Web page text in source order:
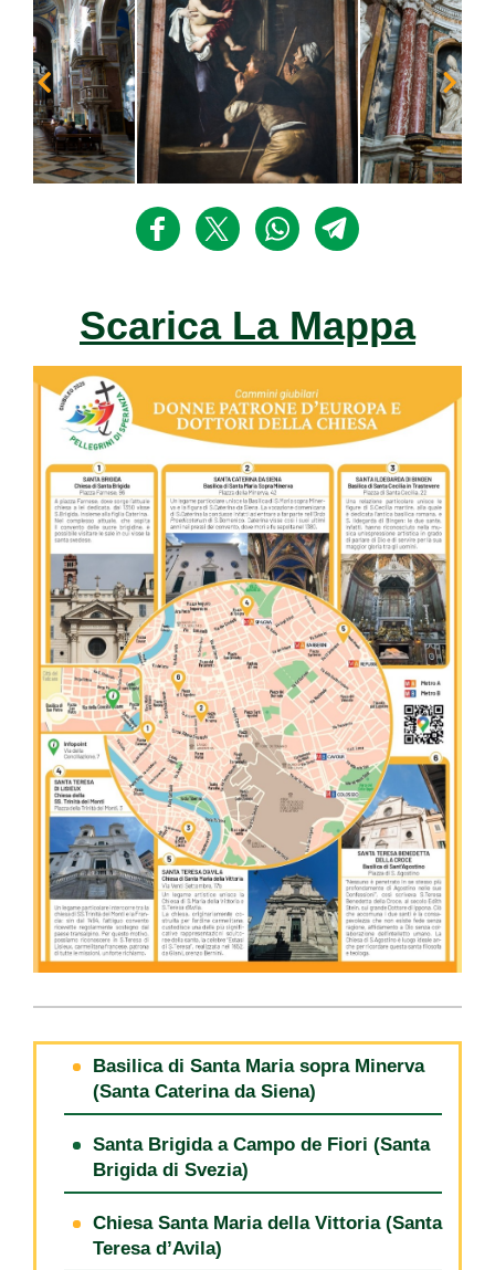
Scarica La Mappa
Basilica di Santa Maria sopra Minerva
(Santa Caterina da Siena)
Santa Brigida a Campo de Fiori (Santa
Brigida di Svezia)
Chiesa Santa Maria della Vittoria (Santa
Teresa d’Avila)